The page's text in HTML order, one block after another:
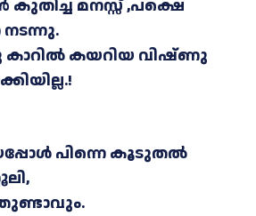
കുതിച്ച മനസ്സ് ,പക്ഷെ
നടന്നു.
കാറിൽ കയറിയ വിഷ്ണു
പിന്നെ കൂടുതൽ